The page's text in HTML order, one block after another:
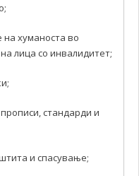
хуманоста во
лица со инвалидитет;
стандарди и
и спасување;